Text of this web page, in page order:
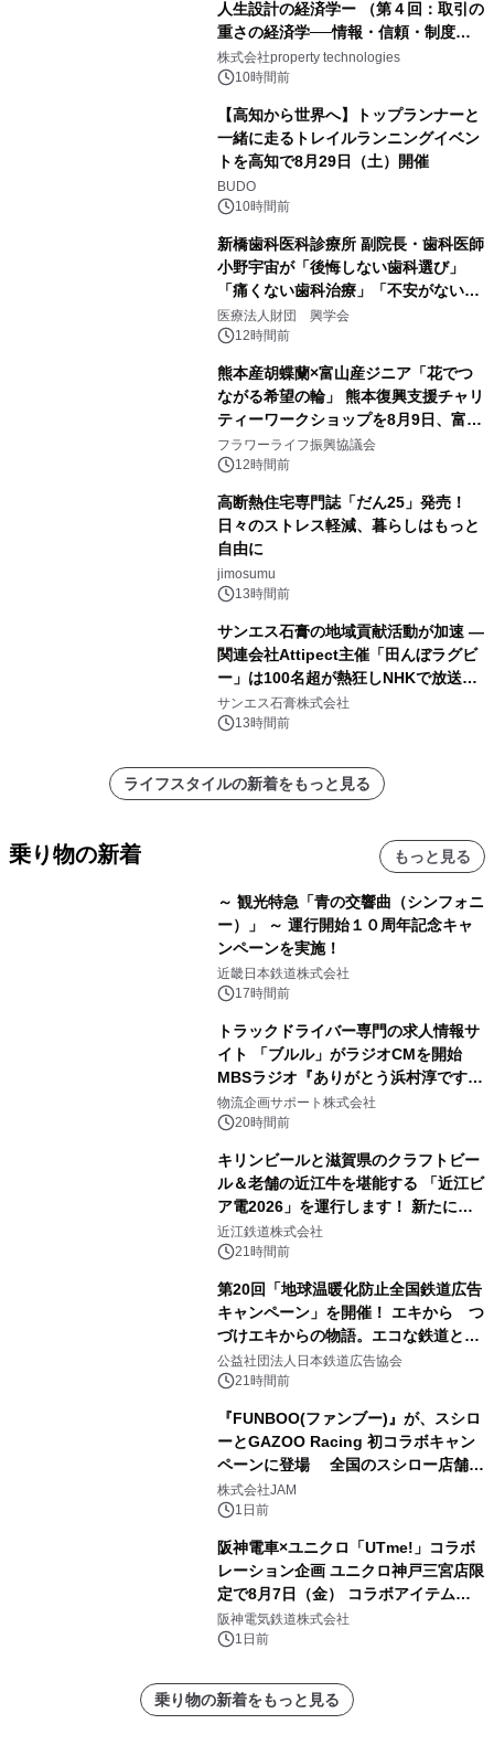
人生設計の経済学ー （第４回：取引の
重さの経済学──情報・信頼・制度を
PropTechはどう組み替えるか）｜
PropTech-Lab
株式会社property technologies
10時間前
【高知から世界へ】トップランナーと
一緒に走るトレイルランニングイベン
トを高知で8月29日（土）開催
BUDO
10時間前
新橋歯科医科診療所 副院長・歯科医師
小野宇宙が「後悔しない歯科選び」
「痛くない歯科治療」「不安がない治
療計画」をテーマに専門監修
医療法人財団 興学会
12時間前
熊本産胡蝶蘭×富山産ジニア「花でつ
ながる希望の輪」 熊本復興支援チャリ
ティーワークショップを8月9日、富
山・射水で開催
フラワーライフ振興協議会
12時間前
高断熱住宅専門誌「だん25」発売！
日々のストレス軽減、暮らしはもっと
自由に
jimosumu
13時間前
サンエス石膏の地域貢献活動が加速 ―
関連会社Attipect主催「田んぼラグビ
ー」は100名超が熱狂しNHKで放送さ
れました。
サンエス石膏株式会社
13時間前
ライフスタイルの新着をもっと見る
乗り物の新着 もっと見る
～ 観光特急「青の交響曲（シンフォニ
ー）」 ～ 運行開始１０周年記念キャ
ンペーンを実施！
近畿日本鉄道株式会社
17時間前
トラックドライバー専門の求人情報サ
イト 「ブルル」がラジオCMを開始
MBSラジオ『ありがとう浜村淳です』
にて8月1日(土)より
物流企画サポート株式会社
20時間前
キリンビールと滋賀県のクラフトビー
ル＆老舗の近江牛を堪能する 「近江ビ
ア電2026」を運行します！ 新たに
「長濱浪漫ビール」が参加！キリン一
番搾り飲み放題が復活！
近江鉄道株式会社
21時間前
第20回「地球温暖化防止全国鉄道広告
キャンペーン」を開催！ エキから つ
づけエキからの物語。エコな鉄道とと
もに。
公益社団法人日本鉄道広告協会
21時間前
『FUNBOO(ファンブー)』が、スシロ
ーとGAZOO Racing 初コラボキャン
ペーンに登場 全国のスシロー店舗で
GR 4車種の FUNBOO(ミニカー)付き
メニューが展開されます
株式会社JAM
1日前
阪神電車×ユニクロ「UTme!」コラボ
レーション企画 ユニクロ神戸三宮店限
定で8月7日（金） コラボアイテムが
発売決定！
阪神電気鉄道株式会社
1日前
乗り物の新着をもっと見る